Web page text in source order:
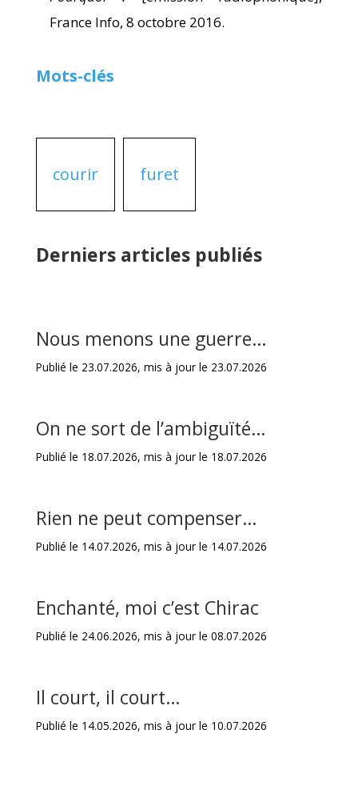
France Info, 8 octobre 2016.
Mots-clés
courir furet
Derniers articles publiés
Nous menons une guerre…
Publié le 23.07.2026, mis à jour le 23.07.2026
On ne sort de l’ambiguïté…
Publié le 18.07.2026, mis à jour le 18.07.2026
Rien ne peut compenser…
Publié le 14.07.2026, mis à jour le 14.07.2026
Enchanté, moi c’est Chirac
Publié le 24.06.2026, mis à jour le 08.07.2026
Il court, il court…
Publié le 14.05.2026, mis à jour le 10.07.2026